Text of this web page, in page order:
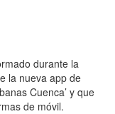
durante la
la nueva app de
Cuenca’ y que
de móvil.